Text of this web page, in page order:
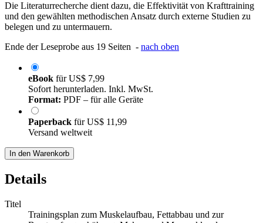
Die Literaturrecherche dient dazu, die Effektivität von Krafttraining
und den gewählten methodischen Ansatz durch externe Studien zu
belegen und zu untermauern.
Ende der Leseprobe aus 19 Seiten - nach oben
eBook fürUS$ 7,99
Sofort herunterladen. Inkl. MwSt.
Format: PDF – für alle Geräte
Paperback fürUS$ 11,99
Versand weltweit
In den Warenkorb
Details
Titel
Trainingsplan zum Muskelaufbau, Fettabbau und zur